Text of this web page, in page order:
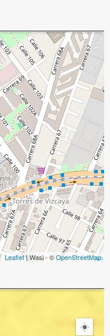
Leaflet| Wasi - ©OpenStreetMap